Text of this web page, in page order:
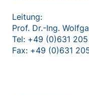
Leitung:
Prof. Dr.-Ing.
Tel: +49 (0)631
Fax: +49 (0)631